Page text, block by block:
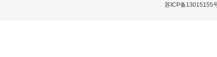
苏ICP备13015155